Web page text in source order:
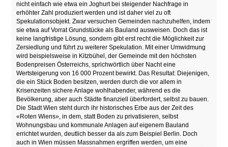
nicht einfach wie etwa ein Joghurt bei steigender Nachfrage in
erhöhter Zahl produziert werden und ist daher viel zu oft
Spekulationsobjekt. Zwar versuchen Gemeinden nachzuhelfen, indem
sie etwa auf Vorrat Grundstücke als Bauland ausweisen. Doch das ist
keine langfristige Lösung, sondern gibt erst recht die Möglichkeit zur
Zersiedlung und führt zu weiterer Spekulation. Mit einer Umwidmung
wird beispielsweise in Kitzbühel, der Gemeinde mit den höchsten
Bodenpreisen Österreichs, sprichwörtlich über Nacht eine
Wertsteigerung von 16 000 Prozent bewirkt. Das Resultat: Diejenigen,
die ein Stück Boden besitzen, werden durch die vor allem in
Krisenzeiten sichere Anlage wohlhabender, während es die
Bevölkerung, aber auch Städte finanziell überfordert, selbst zu bauen.
Die Stadt Wien steht durch ihr historisches Erbe aus der Zeit des
«Roten Wiens», in dem, statt Boden zu privatisieren, selbst
Wohnungsbau und kommunale Anlagen auf eigenem Bauland
errichtet wurden, deutlich besser da als zum Beispiel Berlin. Doch
auch in Wien müssen Massnahmen ergriffen werden, um eine